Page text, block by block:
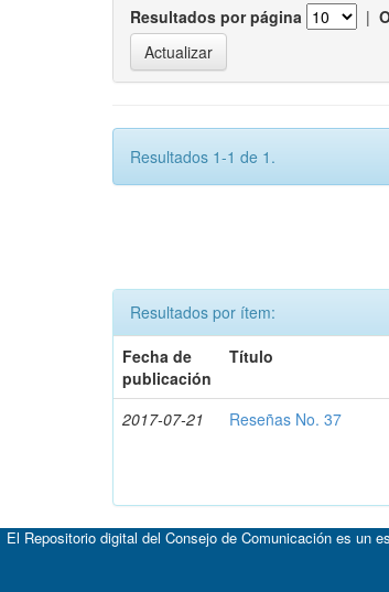
Resultados por página |
Resultados 1-1 de 1.
Resultados por ítem:
Fecha de
publicación
Título
2017-07-21 Reseñas No. 37
El Repositorio digital del Consejo de Comunicación es un